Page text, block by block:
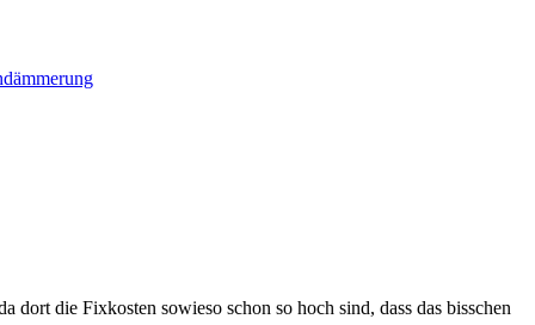
die Fixkosten sowieso schon so hoch sind, dass das bisschen